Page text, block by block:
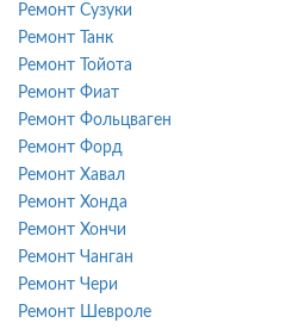
Ремонт Сузуки
Ремонт Танк
Ремонт Тойота
Ремонт Фиат
Ремонт Фольцваген
Ремонт Форд
Ремонт Хавал
Ремонт Хонда
Ремонт Хончи
Ремонт Чанган
Ремонт Чери
Ремонт Шевроле